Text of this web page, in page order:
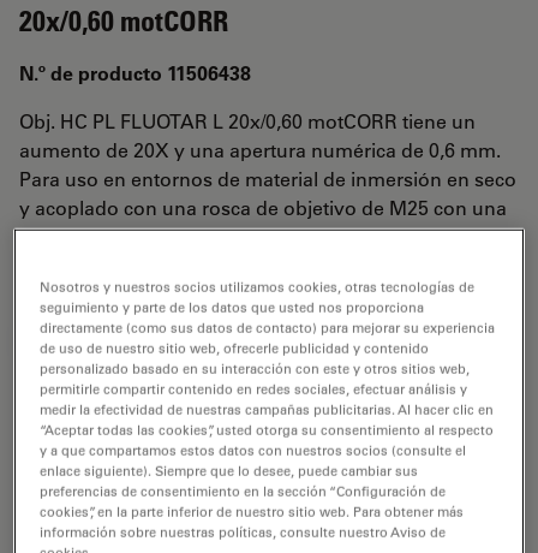
20x/0,60 motCORR
N.º de producto 11506438
Obj. HC PL FLUOTAR L 20x/0,60 motCORR tiene un
aumento de 20X y una apertura numérica de 0,6 mm.
Para uso en entornos de material de inmersión en seco
y acoplado con una rosca de objetivo de M25 con una
distancia de trabajo libre de 1,87-2,54 mm y un FN de
REQUEST FOR QUOTE
Encuentre la solución ideal. Explore
nuestroBuscador de Objetivos,
compare alternativas y encuentre la
opción que mejor se adapte a sus
necesidades.
Nosotros y nuestros socios utilizamos cookies, otras tecnologías de
seguimiento y parte de los datos que usted nos proporciona
directamente (como sus datos de contacto) para mejorar su experiencia
de uso de nuestro sitio web, ofrecerle publicidad y contenido
personalizado basado en su interacción con este y otros sitios web,
permitirle compartir contenido en redes sociales, efectuar análisis y
medir la efectividad de nuestras campañas publicitarias. Al hacer clic en
“Aceptar todas las cookies”, usted otorga su consentimiento al respecto
y a que compartamos estos datos con nuestros socios (consulte el
enlace siguiente). Siempre que lo desee, puede cambiar sus
preferencias de consentimiento en la sección “Configuración de
cookies”, en la parte inferior de nuestro sitio web. Para obtener más
información sobre nuestras políticas, consulte nuestro Aviso de